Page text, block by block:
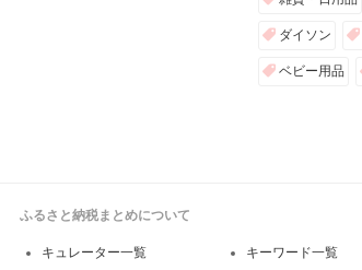
ダイソン
ベビー用品
ふるさと納税まとめについて
キュレーター一覧 キーワード一覧